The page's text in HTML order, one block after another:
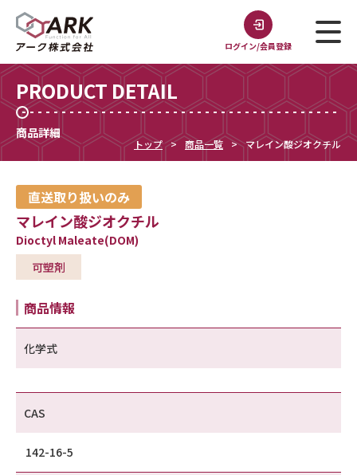
ログイン/会員登録
PRODUCT DETAIL
商品詳細
トップ 商品一覧 マレイン酸ジオクチル
直送取り扱いのみ
マレイン酸ジオクチル
Dioctyl Maleate(DOM)
可塑剤
商品情報
化学式
CAS
142-16-5